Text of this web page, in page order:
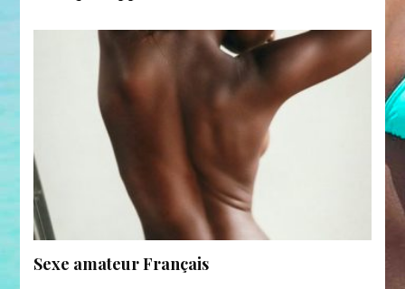
Sexe amateur Français